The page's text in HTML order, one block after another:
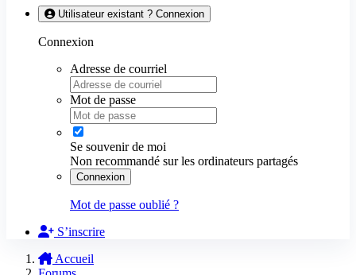
Utilisateur existant ? Connexion
Connexion
Adresse de courriel
Mot de passe
Se souvenir de moi
Non recommandé sur les ordinateurs partagés
Connexion
Mot de passe oublié ?
S’inscrire
Accueil